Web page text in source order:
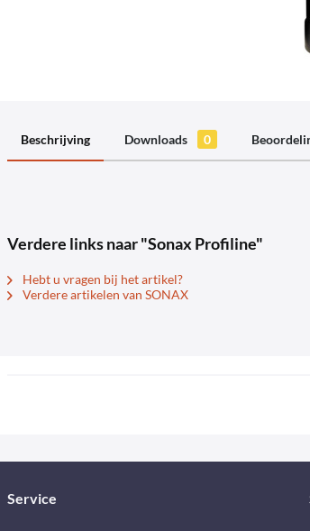
Beschrijving Downloads 0
Verdere links naar "Sonax Profiline"
Hebt u vragen bij het artikel?
Verdere artikelen van SONAX
Service